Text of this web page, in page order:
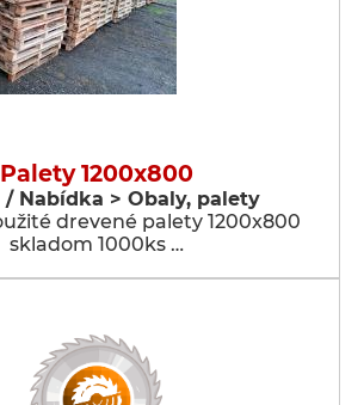
Palety 1200x800
/ Nabídka > Obaly, palety
drevené palety 1200x800
skladom 1000ks …